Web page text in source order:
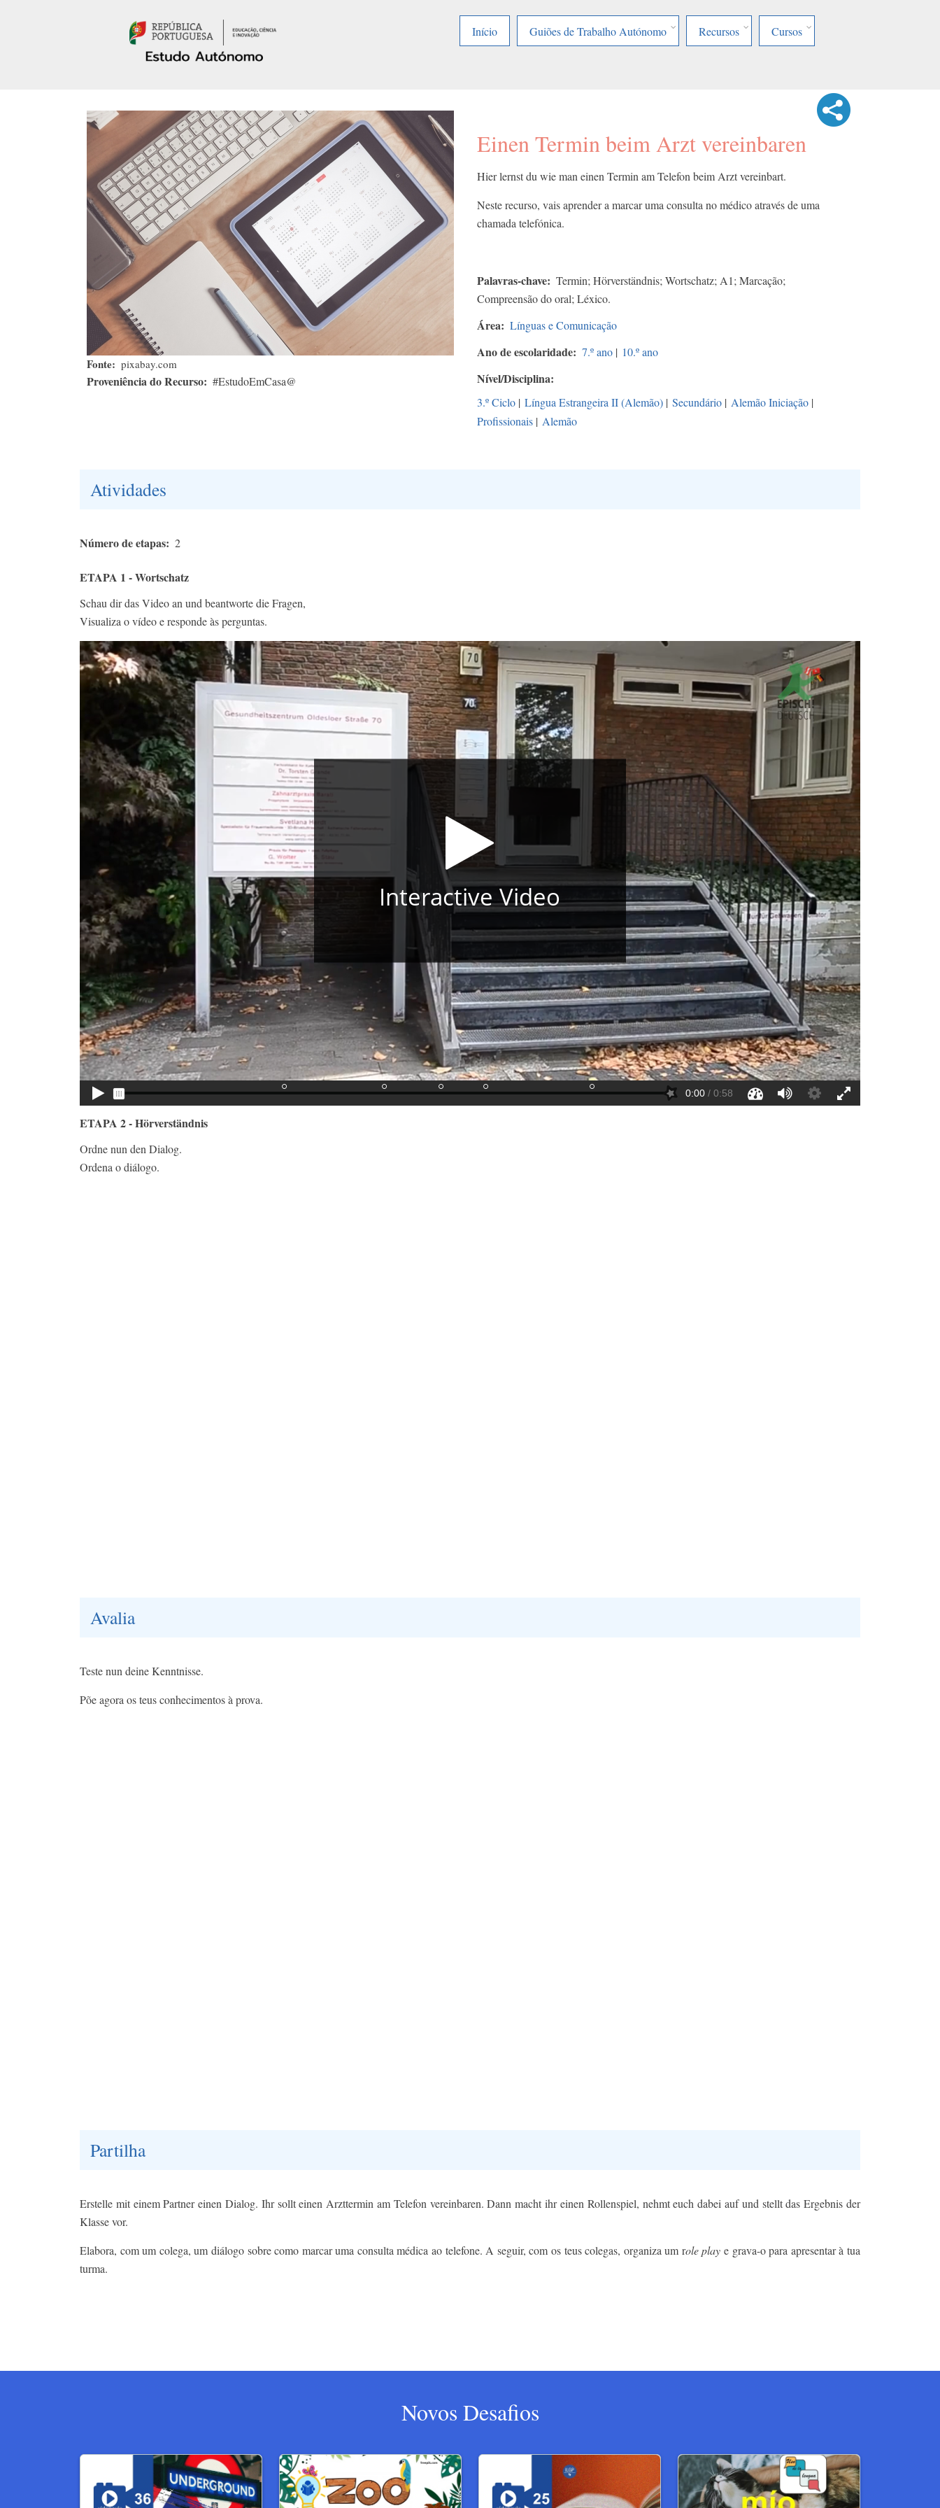
Início
Guiões de Trabalho Autónomo Recursos Cursos
Fonte pixabay.com
Proveniência do Recurso #EstudoEmCasa@
Einen Termin beim Arzt vereinbaren
Hier lernst du wie man einen Termin am Telefon beim Arzt vereinbart.
Neste recurso, vais aprender a marcar uma consulta no médico através de uma
chamada telefónica.
Palavras-chave
Termin; Hörverständnis; Wortschatz; A1; Marcação;
Compreensão do oral; Léxico.
Área Línguas e Comunicação
Ano de escolaridade 7.º ano | 10.º ano
Nível/Disciplina
3.º Ciclo | Língua Estrangeira II (Alemão) | Secundário | Alemão Iniciação |
Profissionais | Alemão
Atividades
Número de etapas 2
ETAPA 1 - Wortschatz
Schau dir das Video an und beantworte die Fragen,
Visualiza o vídeo e responde às perguntas.
ETAPA 2 - Hörverständnis
Ordne nun den Dialog.
Ordena o diálogo.
Avalia
Teste nun deine Kenntnisse.
Põe agora os teus conhecimentos à prova.
Partilha
Erstelle mit einem Partner einen Dialog. Ihr sollt einen Arzttermin am Telefon vereinbaren. Dann macht ihr einen Rollenspiel, nehmt euch dabei auf und stellt das Ergebnis der
Klasse vor.
Elabora, com um colega, um diálogo sobre como marcar uma consulta médica ao telefone. A seguir, com os teus colegas, organiza um role play e grava-o para apresentar à tua
turma.
Novos Desafios